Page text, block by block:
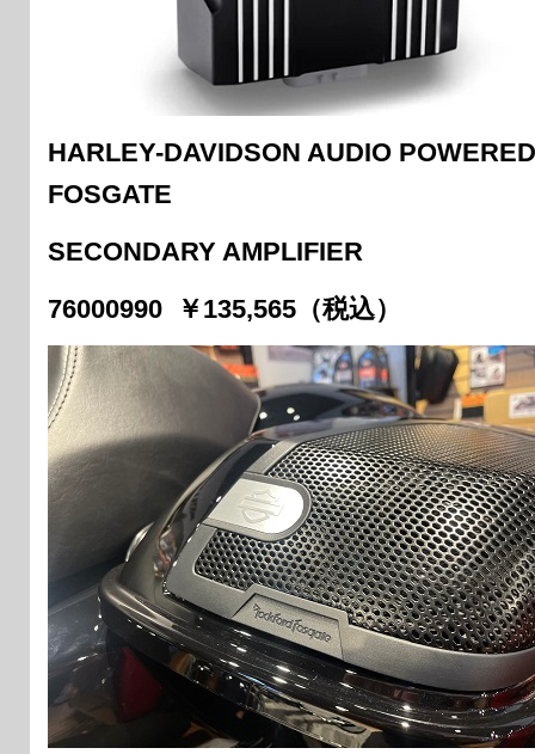
HARLEY-DAVIDSON AUDIO
FOSGATE
SECONDARY AMPLIFIER
76000990 ￥135,565（税込）